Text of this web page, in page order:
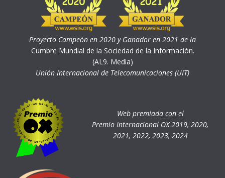
Proyecto Campeón en 2020 y Ganador en 2021 de la
Cumbre Mundial de la Sociedad de la Información.
(AL9. Media)
Unión Internacional de Telecomunicaciones (UIT)
Web premiada con el
Premio Internacional OX 2019, 2020,
2021, 2022, 2023, 2024